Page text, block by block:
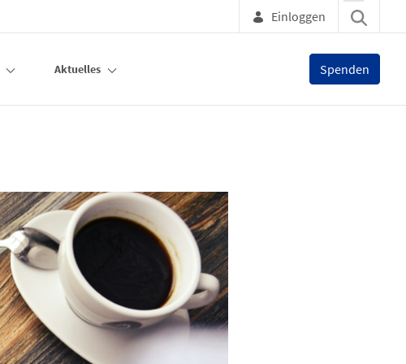
Einloggen
Aktuelles Spenden